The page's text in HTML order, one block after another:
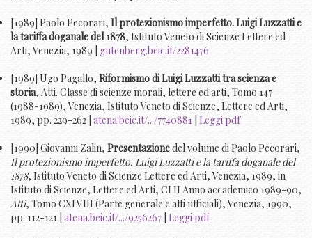
[1989] Paolo Pecorari, Il protezionismo imperfetto. Luigi Luzzatti e
la tariffa doganale del 1878, Istituto Veneto di Scienze Lettere ed
Arti, Venezia, 1989 | gutenberg.beic.it/2281476
[1989] Ugo Pagallo, Riformismo di Luigi Luzzatti tra scienza e
storia, Atti. Classe di scienze morali, lettere ed arti, Tomo 147
(1988-1989), Venezia, Istituto Veneto di Scienze, Lettere ed Arti,
1989, pp. 229-262 | atena.beic.it/.../7740881 Leggi pdf
[1990] Giovanni Zalin, Presentazionedel volume di Paolo Pecorari,
Il protezionismo imperfetto. Luigi Luzzatti e la tariffa doganale del
1878, Istituto Veneto di Scienze Lettere ed Arti, Venezia, 1989, in
Istituto di Scienze, Lettere ed Arti, CLII Anno accademico 1989-90,
Atti, Tomo CXLVIII (Parte generale e atti ufficiali), Venezia, 1990,
pp. 112-121 | atena.beic.it/.../9256267 Leggi pdf